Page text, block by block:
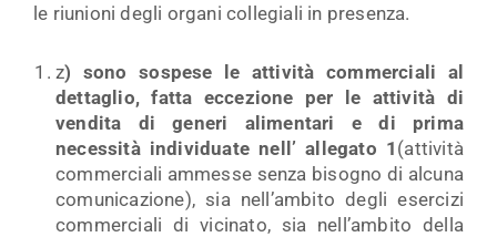
le riunioni degli organi collegiali in presenza.
z) sono sospese le attività commerciali al
dettaglio, fatta eccezione per le attività di
vendita di generi alimentari e di prima
necessità individuate nell’allegato 1 (attività
commerciali ammesse senza bisogno di alcuna
comunicazione), sia nell’ambito degli esercizi
commerciali di vicinato, sia nell’ambito della